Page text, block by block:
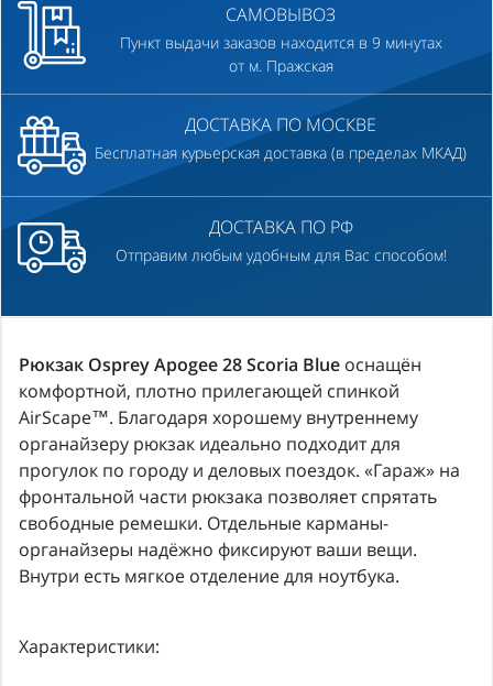
САМОВЫВОЗ
Пункт выдачи заказов находится в 9 минутах
от м. Пражская
ДОСТАВКА ПО МОСКВЕ
Бесплатная курьерская доставка (в пределах МКАД)
ДОСТАВКА ПО РФ
Отправим любым удобным для Вас способом!
Рюкзак Osprey Apogee 28 Scoria Blue оснащён
комфортной, плотно прилегающей спинкой
AirScape™. Благодаря хорошему внутреннему
органайзеру рюкзак идеально подходит для
прогулок по городу и деловых поездок. «Гараж» на
фронтальной части рюкзака позволяет спрятать
свободные ремешки. Отдельные карманы-
органайзеры надёжно фиксируют ваши вещи.
Внутри есть мягкое отделение для ноутбука.
Характеристики: